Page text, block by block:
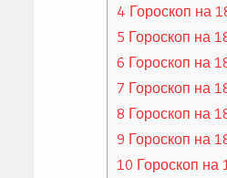
4 Гороскоп на
5 Гороскоп на
6 Гороскоп на
7 Гороскоп на
8 Гороскоп на
9 Гороскоп на
10 Гороскоп на